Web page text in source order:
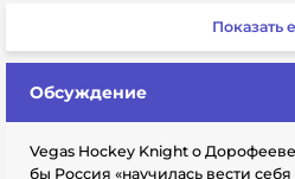
Показать
Обсуждение
Vegas Hockey Knight о
бы Россия «научилась вести